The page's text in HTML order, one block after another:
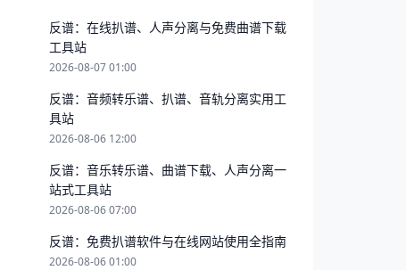
反谱：在线扒谱、人声分离与免费曲谱下载
工具站
2026-08-07 01:00
反谱：音频转乐谱、扒谱、音轨分离实用工
具站
2026-08-06 12:00
反谱：音乐转乐谱、曲谱下载、人声分离一
站式工具站
2026-08-06 07:00
反谱：免费扒谱软件与在线网站使用全指南
2026-08-06 01:00